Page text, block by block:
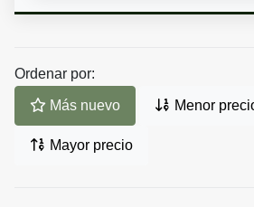
Ordenar por:
Más nuevo Menor
Mayor precio